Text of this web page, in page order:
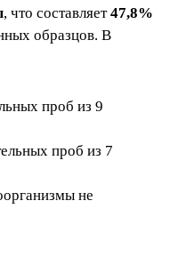
, что составляет47,8%
образцов. В
проб из 9
проб из 7
не